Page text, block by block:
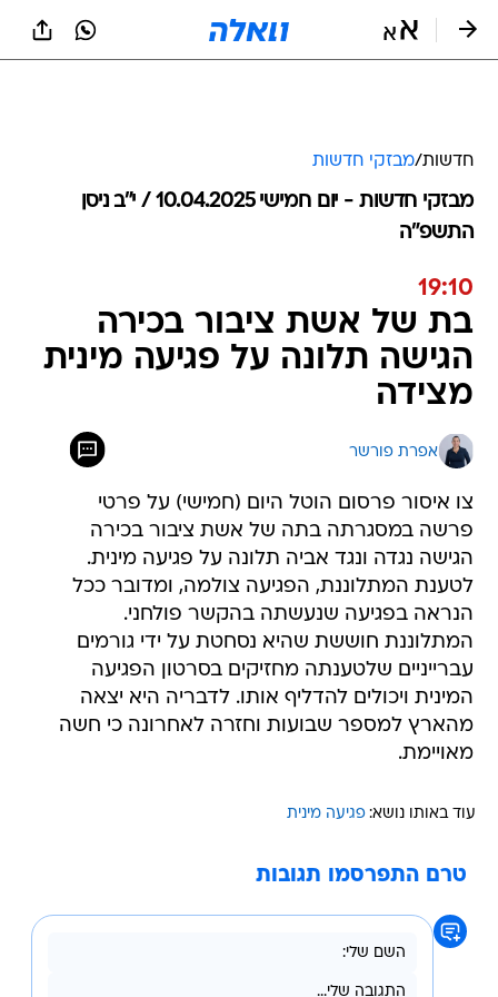
חדשות/מבזקי חדשות
מבזקי חדשות - יום חמישי 10.04.2025 / י״ב ניסן
התשפ"ה
19:10
בת של אשת ציבור בכירה
הגישה תלונה על פגיעה מינית
מצידה
אפרת פורשר
צו איסור פרסום הוטל היום (חמישי) על פרטי
פרשה במסגרתה בתה של אשת ציבור בכירה
הגישה נגדה ונגד אביה תלונה על פגיעה מינית.
לטענת המתלוננת, הפגיעה צולמה, ומדובר ככל
הנראה בפגיעה שנעשתה בהקשר פולחני.
המתלוננת חוששת שהיא נסחטת על ידי גורמים
עברייניים שלטענתה מחזיקים בסרטון הפגיעה
המינית ויכולים להדליף אותו. לדבריה היא יצאה
מהארץ למספר שבועות וחזרה לאחרונה כי חשה
מאויימת.
עוד באותו נושא: פגיעה מינית
טרם התפרסמו תגובות